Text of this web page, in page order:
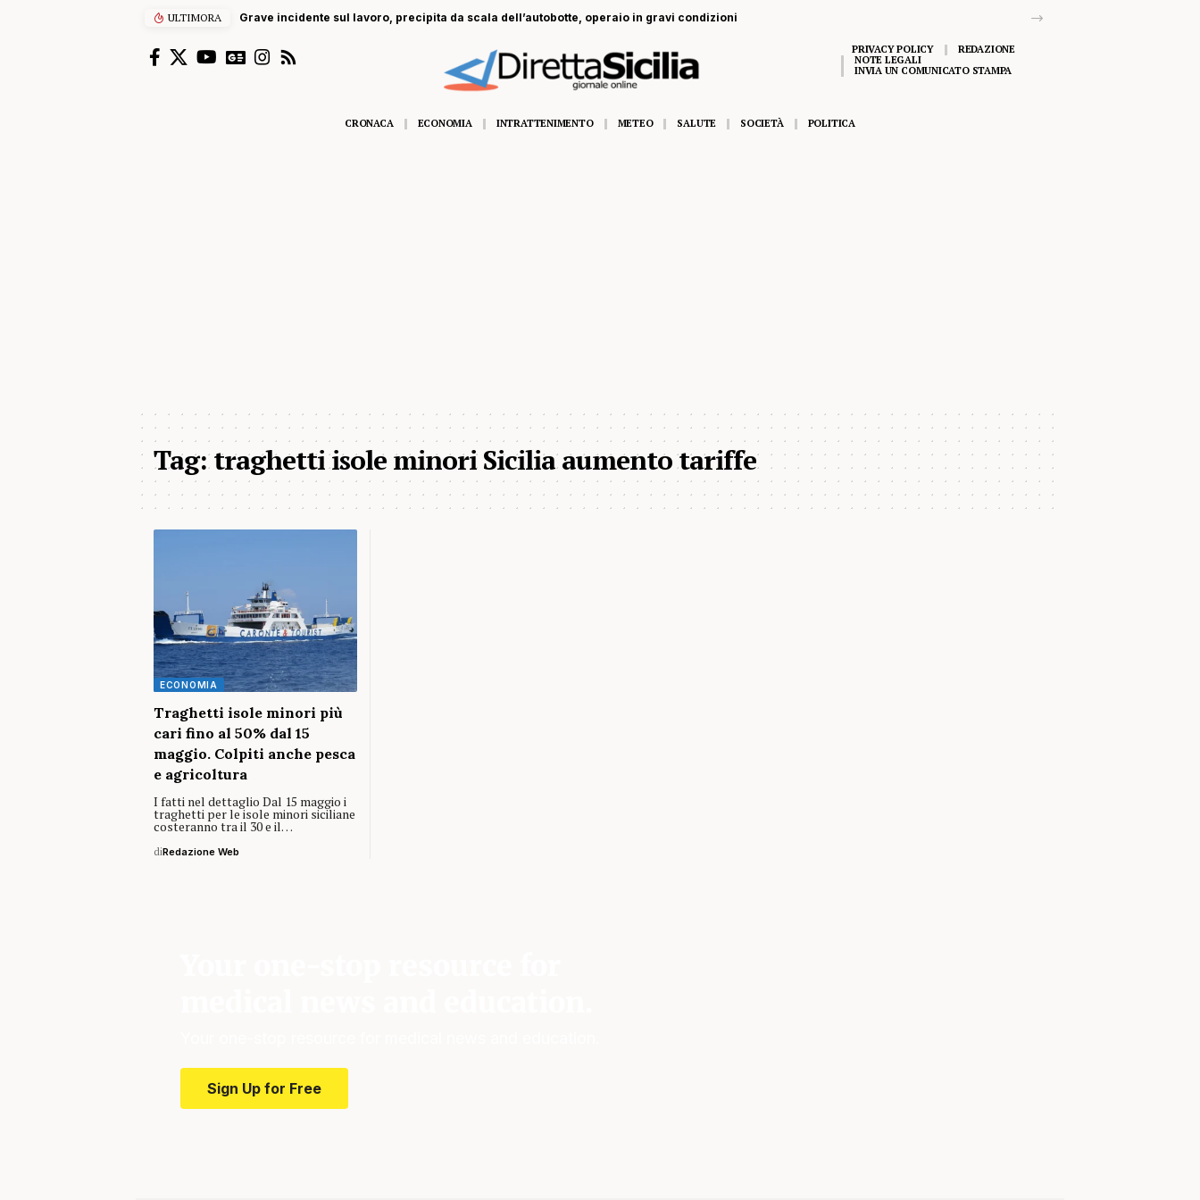
ULTIMORA Grave incidente sul lavoro, precipita da scala dell’autobotte, operaio in gravi condizioni
PRIVACY POLICY
REDAZIONE
NOTE LEGALI
INVIA UN COMUNICATO STAMPA
CRONACA ECONOMIA INTRATTENIMENTO METEO SALUTE SOCIETÀ POLITICA
Tag:traghetti isole minori Sicilia aumento tariffe
ECONOMIA
Traghetti isole minori più
cari fino al 50% dal 15
maggio. Colpiti anche pesca
e agricoltura
I fatti nel dettaglio Dal 15 maggio i
traghetti per le isole minori siciliane
costeranno tra il 30 e il…
diRedazione Web
Sign Up for Free